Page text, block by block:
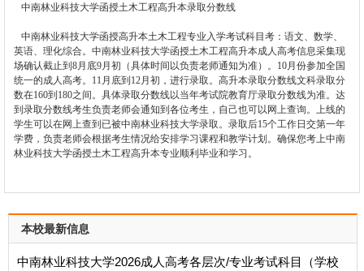
中南林业科技大学函授土木工程高升本录取分数线
中南林业科技大学函授高升本土木工程专业入学考试科目考：语文、数学、
英语、理化综合。中南林业科技大学函授土木工程高升本成人高考信息采集现
场确认截止到8月底9月初（具体时间以负责老师通知为准）。10月份参加全国
统一的成人高考。11月底到12月初，进行录取。高升本录取分数线文科录取分
数在160到180之间。具体录取分数线以当年考试院教育厅录取分数线为准。达
到录取分数线考生负责老师会通知到各位考生，自己也可以网上查询。上线的
学生可以在网上查到已被中南林业科技大学录取。录取后15个工作日交第一年
学费，负责老师会根据考生情况给安排学习课程和教学计划。确保您考上中南
林业科技大学函授土木工程高升本专业顺利毕业和学习。
本校最新信息
中南林业科技大学2026成人高考各层次/专业考试科目（学校